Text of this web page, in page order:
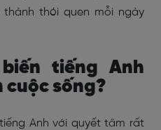
thói quen mỗi ngày
tiếng Anh
sống?
Anh với quyết tâm rất